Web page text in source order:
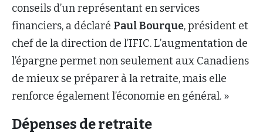
conseils d’un représentant en services
financiers, a déclaré Paul Bourque, président et
chef de la direction de l’IFIC. L’augmentation de
l’épargne permet non seulement aux Canadiens
de mieux se préparer à la retraite, mais elle
renforce également l’économie en général. »
Dépenses de retraite